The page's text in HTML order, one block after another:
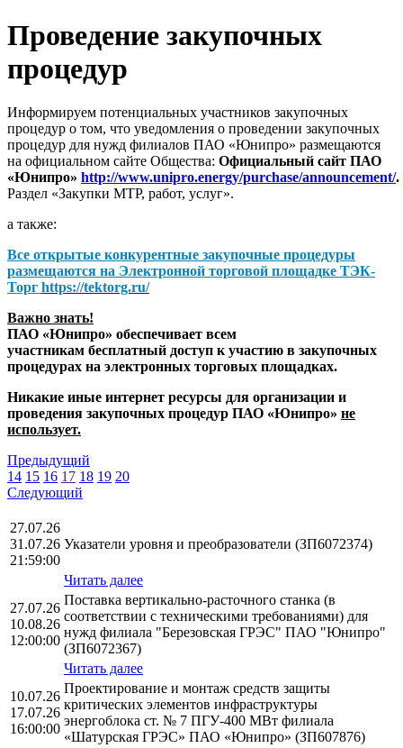
Проведение закупочных
процедур
Информируем потенциальных участников закупочных
процедур о том, что уведомления о проведении закупочных
процедур для нужд филиалов ПАО «Юнипро» размещаются
на официальном сайте Общества: Официальный сайт ПАО
«Юнипро» http://www.unipro.energy/purchase/announcement/.
Раздел «Закупки МТР, работ, услуг».
а также:
Все открытые конкурентные закупочные процедуры
размещаются на Электронной торговой площадке ТЭК-
Торг https://tektorg.ru/
Важно знать!
ПАО «Юнипро» обеспечивает всем
участникам бесплатный доступ к участию в закупочных
процедурах на электронных торговых площадках.
Никакие иные интернет ресурсы для организации и
проведения закупочных процедур ПАО «Юнипро» не
использует.
Предыдущий
14 15 16 17 18 19 20
Следующий
27.07.26
31.07.26
21:59:00
Указатели уровня и преобразователи (ЗП6072374)
Читать далее
27.07.26
10.08.26
12:00:00
Поставка вертикально-расточного станка (в
соответствии с техническими требованиями) для
нужд филиала "Березовская ГРЭС" ПАО "Юнипро"
(ЗП6072367)
Читать далее
10.07.26
17.07.26
16:00:00
Проектирование и монтаж средств защиты
критических элементов инфраструктуры
энергоблока ст. № 7 ПГУ-400 МВт филиала
«Шатурская ГРЭС» ПАО «Юнипро» (ЗП607876)